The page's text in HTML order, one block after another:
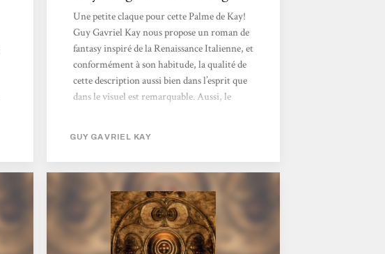
Une petite claque pour cette Palme de Kay!
Guy Gavriel Kay nous propose un roman de
fantasy inspiré de la Renaissance Italienne, et
conformément à son habitude, la qualité de
cette description aussi bien dans l’esprit que
dans le visuel est remarquable. Aussi, le
découvrons effectivement non pas la Botte
italienne, mais une Palme baignant dans une
mer bordée de trois pays expansionnistes,
Ygrath, Barbador et Khardhun. Ceux-ci
mènent régulièrement des raids contre la
péninsule...
GUY GAVRIEL KAY